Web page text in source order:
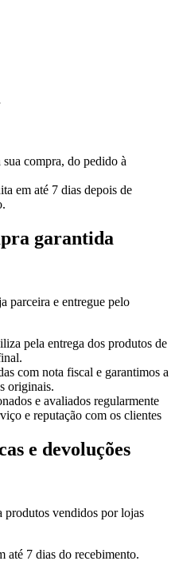
sua compra, do pedido à
em até 7 dias depois de
garantida
parceira e entregue pelo
pela entrega dos produtos de
com nota fiscal e garantimos a
originais.
e avaliados regularmente
e reputação com os clientes
e devoluções
produtos vendidos por lojas
até 7 dias do recebimento.